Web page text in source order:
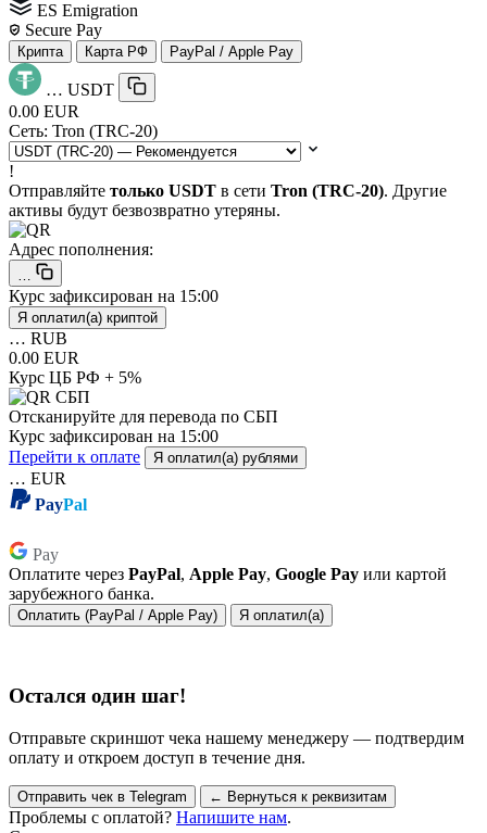
ES Emigration
Secure Pay
Крипта Карта РФ PayPal / Apple Pay
… USDT
0.00 EUR
Сеть: Tron (TRC-20)
!
Отправляйте только USDT в сети Tron (TRC-20). Другие
активы будут безвозвратно утеряны.
Адрес пополнения:
…
Курс зафиксирован на 15:00
Я оплатил(а) криптой
… RUB
0.00 EUR
Курс ЦБ РФ + 5%
Отсканируйте для перевода по СБП
Курс зафиксирован на 15:00
Перейти к оплате
Я оплатил(а) рублями
… EUR
PayPal
Pay
Оплатите через PayPal, Apple Pay, Google Pay или картой
зарубежного банка.
Оплатить (PayPal / Apple Pay) Я оплатил(а)
Остался один шаг!
Отправьте скриншот чека нашему менеджеру — подтвердим
оплату и откроем доступ в течение дня.
Отправить чек в Telegram ← Вернуться к реквизитам
Проблемы с оплатой? Напишите нам.